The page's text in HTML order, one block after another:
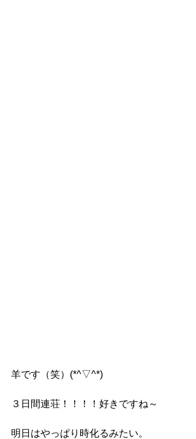
羊です（笑）(*^▽^*)
３日間連荘！！！！好きですね～
明日はやっぱり時化るみたい。